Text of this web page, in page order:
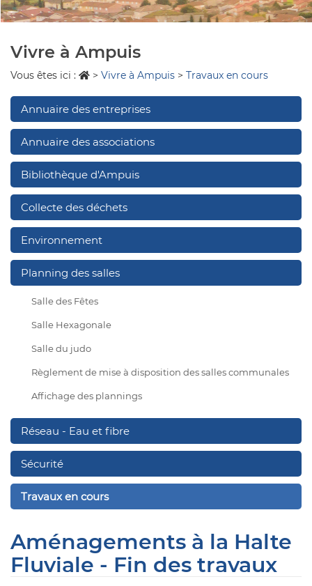
Vivre à Ampuis
Vous êtes ici : > Vivre à Ampuis > Travaux en cours
Annuaire des entreprises
Annuaire des associations
Bibliothèque d'Ampuis
Collecte des déchets
Environnement
Planning des salles
Salle des Fêtes
Salle Hexagonale
Salle du judo
Règlement de mise à disposition des salles communales
Affichage des plannings
Réseau - Eau et fibre
Sécurité
Travaux en cours
Aménagements à la Halte
Fluviale - Fin des travaux